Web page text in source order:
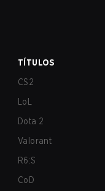
TÍTULOS
CS2
LoL
Dota 2
Valorant
R6:S
CoD